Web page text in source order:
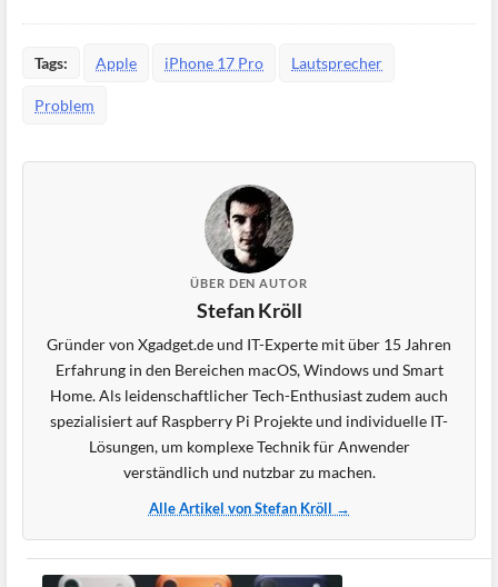
Tags: Apple iPhone 17 Pro Lautsprecher
Problem
ÜBER DEN AUTOR
Stefan Kröll
Gründer von Xgadget.de und IT-Experte mit über 15 Jahren
Erfahrung in den Bereichen macOS, Windows und Smart
Home. Als leidenschaftlicher Tech-Enthusiast zudem auch
spezialisiert auf Raspberry Pi Projekte und individuelle IT-
Lösungen, um komplexe Technik für Anwender
verständlich und nutzbar zu machen.
Alle Artikel von Stefan Kröll →